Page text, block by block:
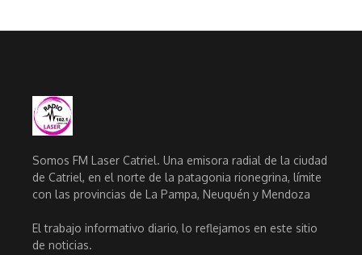
Somos FM Laser Catriel. Una emisora radial de la ciudad
de Catriel, en el norte de la patagonia rionegrina, límite
con las provincias de La Pampa, Neuquén y Mendoza
El trabajo informativo diario, lo reflejamos en este sitio
de noticias.